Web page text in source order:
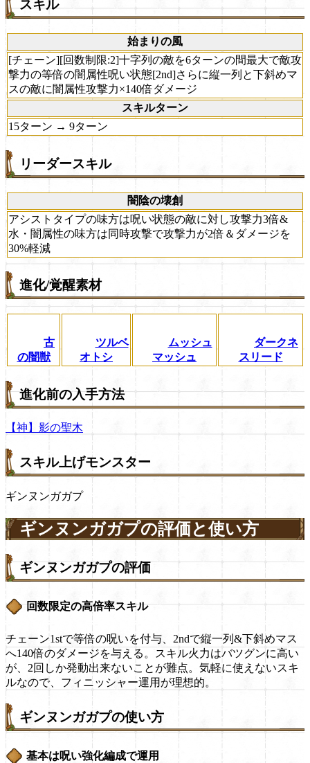
スキル
始まりの風
[チェーン][回数制限:2]十字列の敵を6ターンの間最大で敵攻
撃力の等倍の闇属性呪い状態[2nd]さらに縦一列と下斜めマ
スの敵に闇属性攻撃力×140倍ダメージ
スキルターン
15ターン → 9ターン
リーダースキル
闇陰の壊創
アシストタイプの味方は呪い状態の敵に対し攻撃力3倍&
水・闇属性の味方は同時攻撃で攻撃力が2倍＆ダメージを
30%軽減
進化/覚醒素材
古
の闇獣
ツルベ
オトシ
ムッシュ
マッシュ
ダークネ
スリード
進化前の入手方法
【神】影の聖木
スキル上げモンスター
ギンヌンガガプ
ギンヌンガガプの評価と使い方
ギンヌンガガプの評価
回数限定の高倍率スキル
チェーン1stで等倍の呪いを付与、2ndで縦一列&下斜めマス
へ140倍のダメージを与える。スキル火力はバツグンに高い
が、2回しか発動出来ないことが難点。気軽に使えないスキ
ルなので、フィニッシャー運用が理想的。
ギンヌンガガプの使い方
基本は呪い強化編成で運用